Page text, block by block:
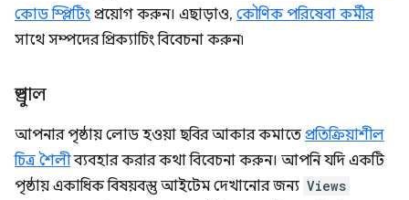
কোড স্প্লিটিং প্রয়োগ করুন। এছাড়াও, কৌণিক পরিষেবা কর্মীর
সাথে সম্পদের প্রিক্যাচিং বিবেচনা করুন৷
ড্রুপাল
আপনার পৃষ্ঠায় লোড হওয়া ছবির আকার কমাতে প্রতিক্রিয়াশীল
চিত্র শৈলীব্যবহার করার কথা বিবেচনা করুন। আপনি যদি একটি
পৃষ্ঠায় একাধিক বিষয়বস্তু আইটেম দেখানোর জন্য Views